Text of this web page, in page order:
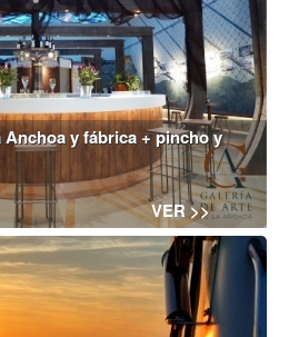
Anchoa y fábrica + pincho y
VER >>